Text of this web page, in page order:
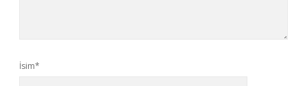
İsim*